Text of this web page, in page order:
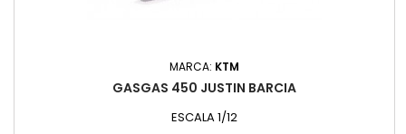
MARCA: KTM
GASGAS 450 JUSTIN BARCIA
ESCALA 1/12